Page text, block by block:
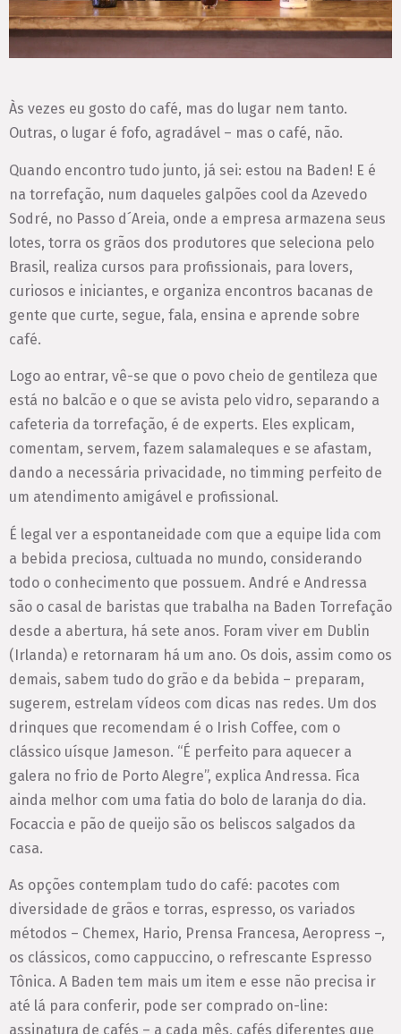
Às vezes eu gosto do café, mas do lugar nem tanto.
Outras, o lugar é fofo, agradável – mas o café, não.
Quando encontro tudo junto, já sei: estou na Baden! E é
na torrefação, num daqueles galpões cool da Azevedo
Sodré, no Passo d´Areia, onde a empresa armazena seus
lotes, torra os grãos dos produtores que seleciona pelo
Brasil, realiza cursos para profissionais, para lovers,
curiosos e iniciantes, e organiza encontros bacanas de
gente que curte, segue, fala, ensina e aprende sobre
café.
Logo ao entrar, vê-se que o povo cheio de gentileza que
está no balcão e o que se avista pelo vidro, separando a
cafeteria da torrefação, é de experts. Eles explicam,
comentam, servem, fazem salamaleques e se afastam,
dando a necessária privacidade, no timming perfeito de
um atendimento amigável e profissional.
É legal ver a espontaneidade com que a equipe lida com
a bebida preciosa, cultuada no mundo, considerando
todo o conhecimento que possuem. André e Andressa
são o casal de baristas que trabalha na Baden Torrefação
desde a abertura, há sete anos. Foram viver em Dublin
(Irlanda) e retornaram há um ano. Os dois, assim como os
demais, sabem tudo do grão e da bebida – preparam,
sugerem, estrelam vídeos com dicas nas redes. Um dos
drinques que recomendam é o Irish Coffee, com o
clássico uísque Jameson. “É perfeito para aquecer a
galera no frio de Porto Alegre”, explica Andressa. Fica
ainda melhor com uma fatia do bolo de laranja do dia.
Focaccia e pão de queijo são os beliscos salgados da
casa.
As opções contemplam tudo do café: pacotes com
diversidade de grãos e torras, espresso, os variados
métodos – Chemex, Hario, Prensa Francesa, Aeropress –,
os clássicos, como cappuccino, o refrescante Espresso
Tônica. A Baden tem mais um item e esse não precisa ir
até lá para conferir, pode ser comprado on-line:
assinatura de cafés – a cada mês, cafés diferentes que